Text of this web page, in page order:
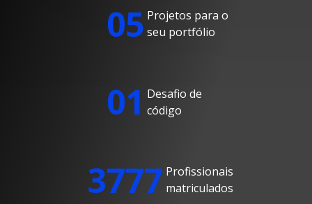
05 Projetos para o
seu portfólio
01 Desafio de
código
3777 Profissionais
matriculados